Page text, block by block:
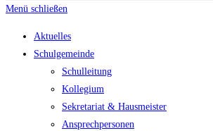
Menü schließen
Aktuelles
Schulgemeinde
Schulleitung
Kollegium
Sekretariat & Hausmeister
Ansprechpersonen